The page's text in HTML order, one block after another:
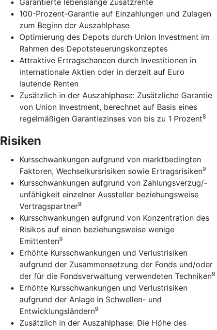
100-Prozent-Garantie auf Einzahlungen und Zulagen
zum Beginn der Auszahlphase
Optimierung des Depots durch Union Investment im
Rahmen des Depotsteuerungskonzeptes
Attraktive Ertragschancen durch Investitionen in
internationale Aktien oder in derzeit auf Euro
lautende Renten
Zusätzlich in der Auszahlphase: Zusätzliche Garantie
von Union Investment, berechnet auf Basis eines
regelmäßigen Garantiezinses von bis zu 1 Prozent8
Risiken
Kursschwankungen aufgrund von marktbedingten
Faktoren, Wechselkursrisiken sowie Ertragsrisiken9
Kursschwankungen aufgrund von Zahlungsverzug/-
unfähigkeit einzelner Aussteller beziehungsweise
Vertragspartner9
Kursschwankungen aufgrund von Konzentration des
Risikos auf einen beziehungsweise wenige
Emittenten9
Erhöhte Kursschwankungen und Verlustrisiken
aufgrund der Zusammensetzung der Fonds und/oder
der für die Fondsverwaltung verwendeten Techniken9
Erhöhte Kursschwankungen und Verlustrisiken
aufgrund der Anlage in Schwellen- und
Entwicklungsländern9
Zusätzlich in der Auszahlphase: Die Höhe des